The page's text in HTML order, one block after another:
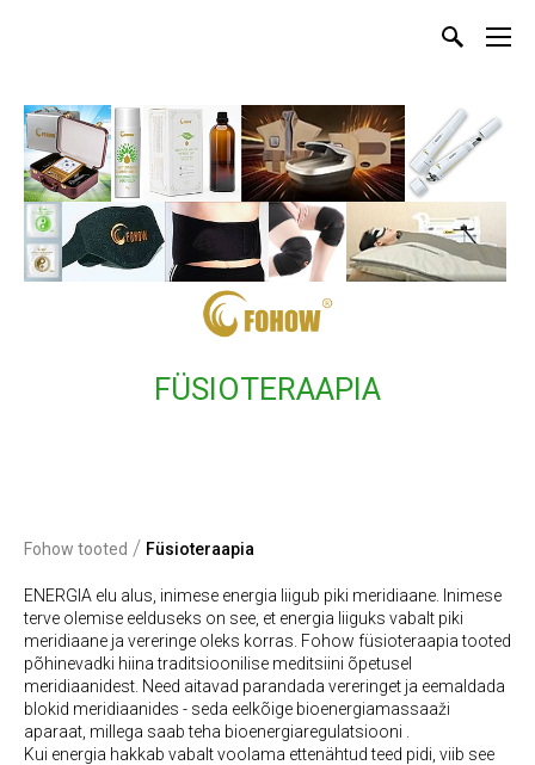
FÜSIOTERAAPIA
Fohow tooted / Füsioteraapia
ENERGIA elu alus, inimese energia liigub piki meridiaane. Inimese
terve olemise eelduseks on see, et energia liiguks vabalt piki
meridiaane ja vereringe oleks korras. Fohow füsioteraapia tooted
põhinevadki hiina traditsioonilise meditsiini õpetusel
meridiaanidest. Need aitavad parandada vereringet ja eemaldada
blokid meridiaanides - seda eelkõige bioenergiamassaaži
aparaat, millega saab teha bioenergiaregulatsiooni .
Kui energia hakkab vabalt voolama ettenähtud teed pidi, viib see